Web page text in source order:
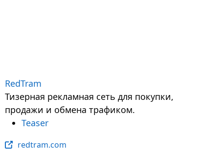
RedTram
Тизерная рекламная сеть для покупки,
продажи и обмена трафиком.
Teaser
redtram.com